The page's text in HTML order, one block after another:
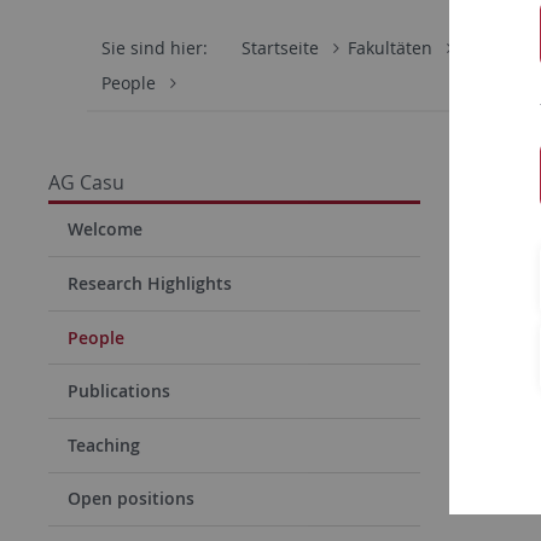
Sie sind hier: Startseite Fakultäten
People
AG Casu
Welcome
Research Highlights
People
Publications
Teaching
Open positions